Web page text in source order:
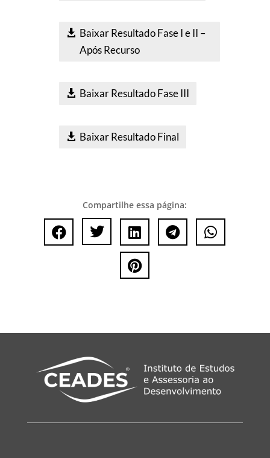
Baixar Resultado Fase I e II –
Após Recurso
Baixar Resultado Fase III
Baixar Resultado Final
Compartilhe essa página:
    
